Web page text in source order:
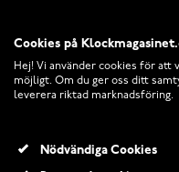
RETURER OCH VILLKOR
Cookies på
Hej! Vi använder cookies för att
möjligt. Om du ger oss ditt
leverera riktad marknadsföring.
Nödvändiga Cookies